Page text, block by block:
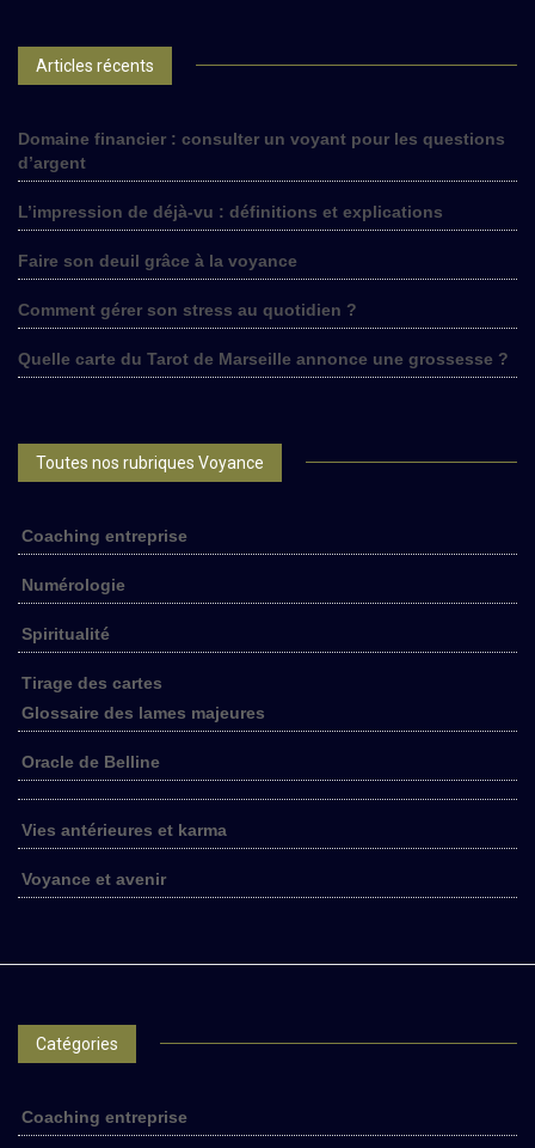
Articles récents
Domaine financier : consulter un voyant pour les questions
d’argent
L’impression de déjà-vu : définitions et explications
Faire son deuil grâce à la voyance
Comment gérer son stress au quotidien ?
Quelle carte du Tarot de Marseille annonce une grossesse ?
Toutes nos rubriques Voyance
Coaching entreprise
Numérologie
Spiritualité
Tirage des cartes
Glossaire des lames majeures
Oracle de Belline
Vies antérieures et karma
Voyance et avenir
Catégories
Coaching entreprise